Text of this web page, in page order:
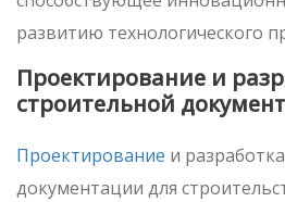
развитию технологического
Проектирование и
строительной
Проектирование и
документации для